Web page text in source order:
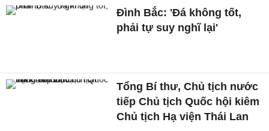
Đình Bắc: 'Đá không tốt,
phải tự suy nghĩ lại'
Tổng Bí thư, Chủ tịch nước
tiếp Chủ tịch Quốc hội kiêm
Chủ tịch Hạ viện Thái Lan